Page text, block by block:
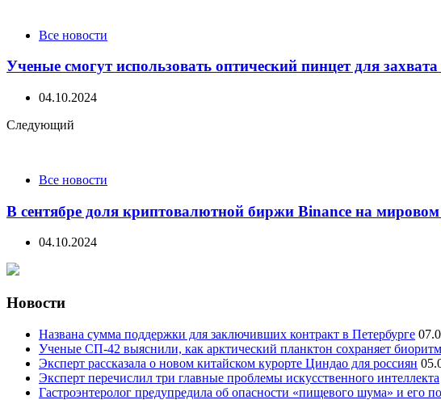
Все новости
Ученые смогут использовать оптический пинцет для
04.10.2024
Следующий
Все новости
В сентябре доля криптовалютной биржи Binance на
04.10.2024
Новости
Названа сумма поддержки для заключивших контракт в Петербурге
Ученые СП-42 выяснили, как арктический планктон сохраняет
Эксперт рассказала о новом китайском курорте Циндао для россиян
Эксперт перечислил три главные проблемы искусственного интеллекта
Гастроэнтеролог предупредила об опасности «пищевого шума» и его